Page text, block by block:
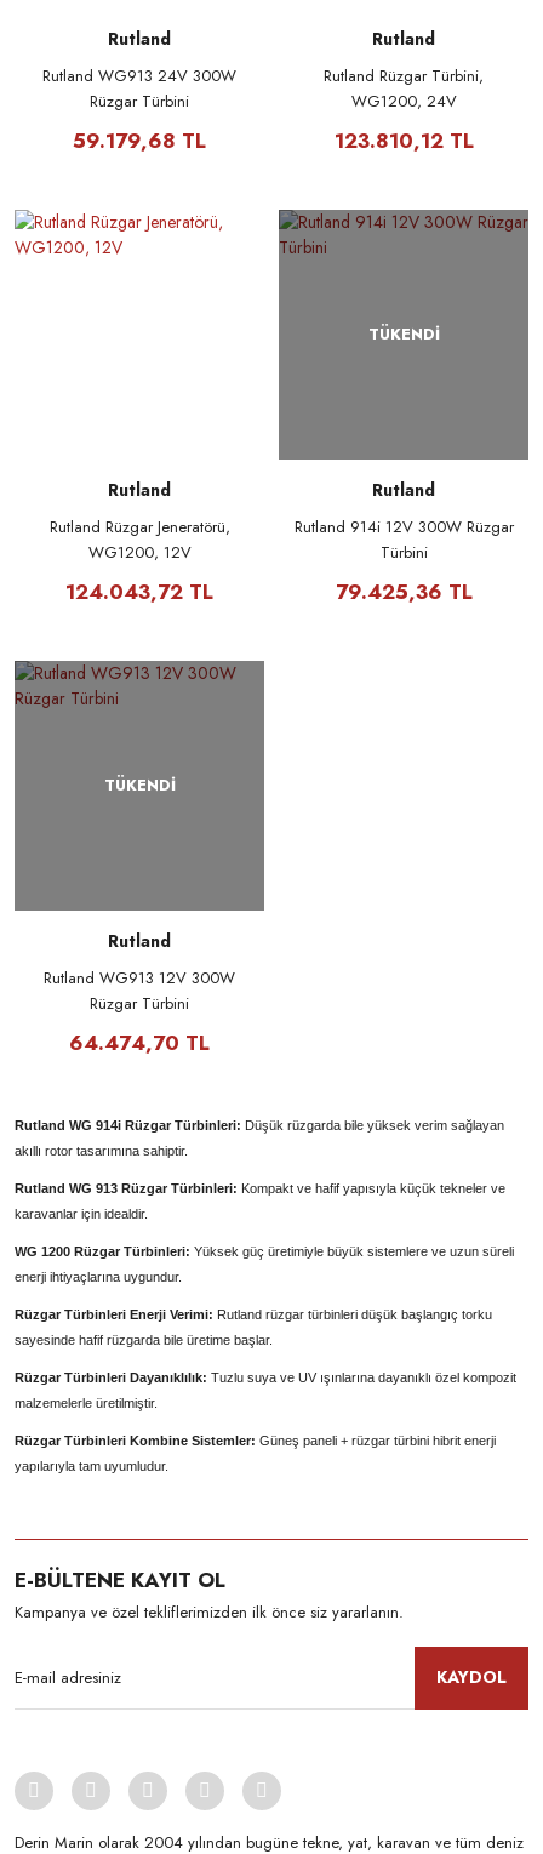
Rutland
Rutland WG913 24V 300W
Rüzgar Türbini
59.179,68 TL
Rutland
Rutland Rüzgar Türbini,
WG1200, 24V
123.810,12 TL
Rutland
Rutland Rüzgar Jeneratörü,
WG1200, 12V
124.043,72 TL
TÜKENDİ
Rutland
Rutland 914i 12V 300W Rüzgar
Türbini
79.425,36 TL
TÜKENDİ
Rutland
Rutland WG913 12V 300W
Rüzgar Türbini
64.474,70 TL
Rutland WG 914i Rüzgar Türbinleri: Düşük rüzgarda bile yüksek verim sağlayan
akıllı rotor tasarımına sahiptir.
Rutland WG 913 Rüzgar Türbinleri: Kompakt ve hafif yapısıyla küçük tekneler ve
karavanlar için idealdir.
WG 1200 Rüzgar Türbinleri: Yüksek güç üretimiyle büyük sistemlere ve uzun süreli
enerji ihtiyaçlarına uygundur.
Rüzgar Türbinleri Enerji Verimi: Rutland rüzgar türbinleri düşük başlangıç torku
sayesinde hafif rüzgarda bile üretime başlar.
Rüzgar Türbinleri Dayanıklılık: Tuzlu suya ve UV ışınlarına dayanıklı özel kompozit
malzemelerle üretilmiştir.
Rüzgar Türbinleri Kombine Sistemler: Güneş paneli + rüzgar türbini hibrit enerji
yapılarıyla tam uyumludur.
E-BÜLTENE KAYIT OL
Kampanya ve özel tekliflerimizden ilk önce siz yararlanın.
KAYDOL
Derin Marin olarak 2004 yılından bugüne tekne, yat, karavan ve tüm deniz